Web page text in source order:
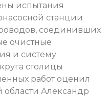
испытания
станции
соединивших
очистные
и систему
столицы
работ оценил
области Александр